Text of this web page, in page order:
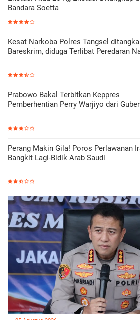
Bandara Soetta
Kesat Narkoba Polres Tangsel
Bareskrim, diduga Terlibat Peredaran
Prabowo Bakal Terbitkan Keppres
Pemberhentian Perry Warjiyo dari
Perang Makin Gila! Poros Perlawanan
Bangkit Lagi-Bidik Arab Saudi